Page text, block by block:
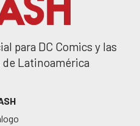
para DC Comics y las
Latinoamérica